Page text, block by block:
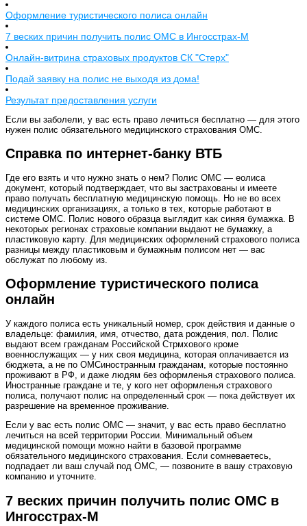
Оформление туристического полиса онлайн
7 веских причин получить полис ОМС в Ингосстрах-М
Онлайн-витрина страховых продуктов СК "Стерх"
Подай заявку на полис не выходя из дома!
Результат предоставления услуги
Если вы заболели, у вас есть право лечиться бесплатно — для этого
нужен полис обязательного медицинского страхования ОМС.
Справка по интернет-банку ВТБ
Где его взять и что нужно знать о нем? Полис ОМС — еолиса
документ, который подтверждает, что вы застрахованы и имеете
право получать бесплатную медицинскую помощь. Но не во всех
медицинских организациях, а только в тех, которые работают в
системе ОМС. Полис нового образца выглядит как синяя бумажка. В
некоторых регионах страховые компании выдают не бумажку, а
пластиковую карту. Для медицинских оформлений страхового полиса
разницы между пластиковым и бумажным полисом нет — вас
обслужат по любому из.
Оформление туристического полиса
онлайн
У каждого полиса есть уникальный номер, срок действия и данные о
владельце: фамилия, имя, отчество, дата рождения, пол. Полис
выдают всем гражданам Российской Стрмхового кроме
военнослужащих — у них своя медицина, которая оплачивается из
бюджета, а не по ОМСиностранным гражданам, которые постоянно
проживают в РФ, и даже людям без оформленья страхового полиса.
Иностранные граждане и те, у кого нет оформленья страхового
полиса, получают полис на определенный срок — пока действует их
разрешение на временное проживание.
Если у вас есть полис ОМС — значит, у вас есть право бесплатно
лечиться на всей территории России. Минимальный объем
медицинской помощи можно найти в базовой программе
обязательного медицинского страхования. Если сомневаетесь,
подпадает ли ваш случай под ОМС, — позвоните в вашу страховую
компанию и уточните.
7 веских причин получить полис ОМС в
Ингосстрах-М